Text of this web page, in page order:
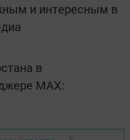
и интересным в
в
MАХ: